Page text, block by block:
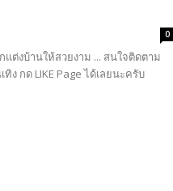
0
ต่งบ้านให้สวยงาม ... สนใจติดตาม
กด LIKE Page ได้เลยนะครับ